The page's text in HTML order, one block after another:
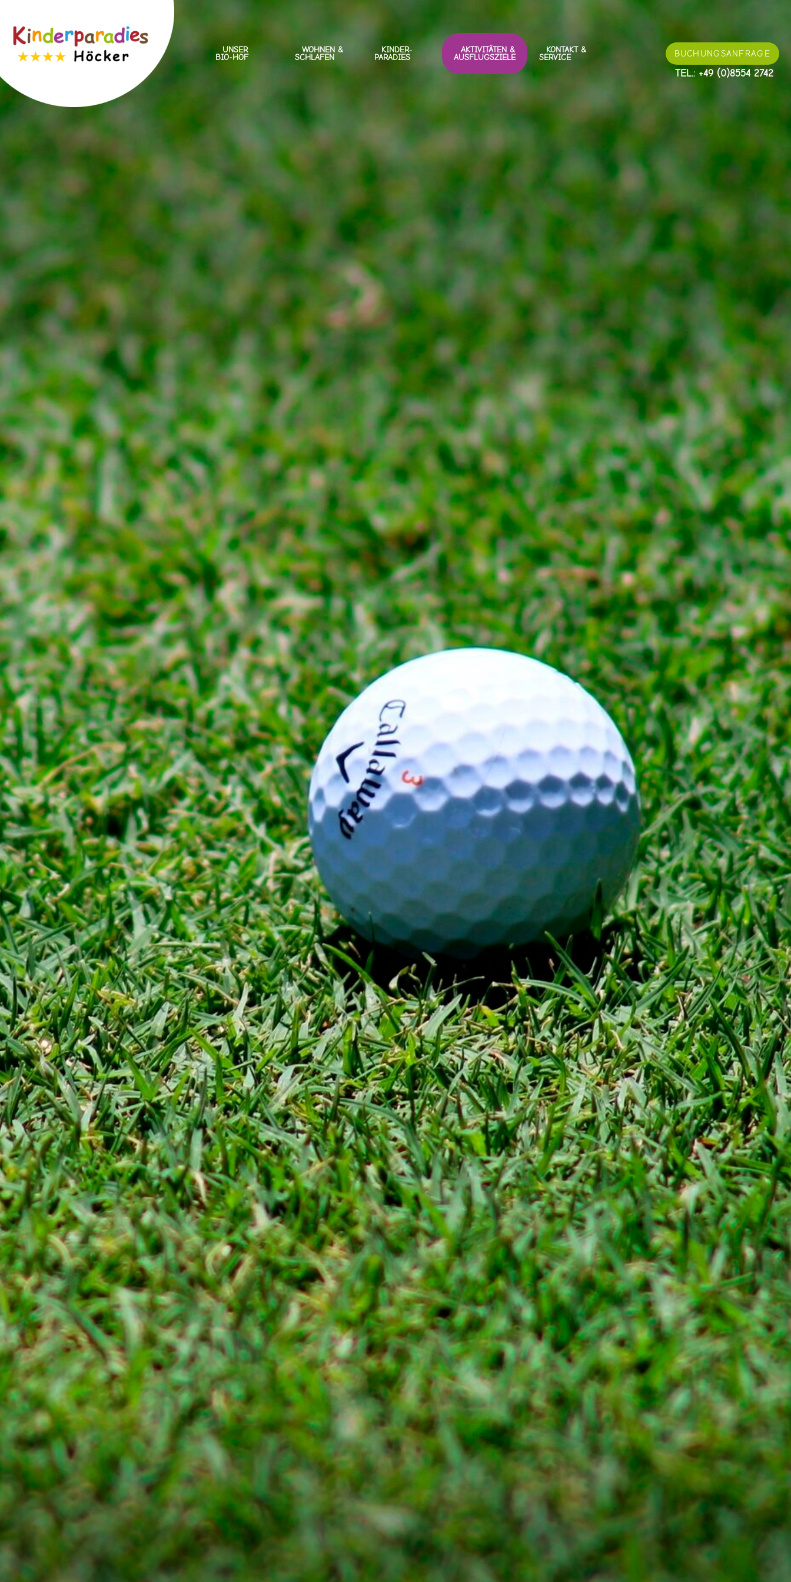
UNSER
BIO-HOF
WOHNEN &
SCHLAFEN
KINDER-
PARADIES
AKTIVITÄTEN &
AUSFLUGSZIELE
KONTAKT &
SERVICE
BUCHUNGSANFRAGE
TEL.: +49 (0)8554 2742